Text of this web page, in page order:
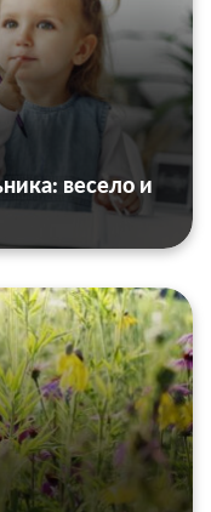
весело и